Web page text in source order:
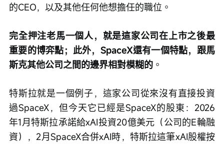
的CEO，以及其他任何他想擔任的職位。
完全押注老馬一個人，就是這家公司在上市之後最
重要的博弈點；此外，SpaceX還有一個特點，跟馬
斯克其他公司之間的邊界相對模糊的 。
特斯拉就是一個例子，這家公司從來沒有直接投資
過SpaceX，但今天它已經是SpaceX的股東：2026
年1月特斯拉承諾給xAI投資20億美元（公司的E輪融
資），2月SpaceX合併xAI時，特斯拉這筆xAI股權按